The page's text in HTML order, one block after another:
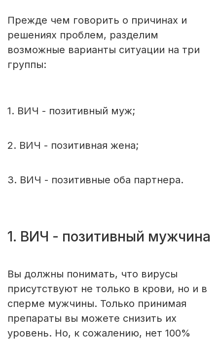
Прежде чем говорить о причинах и
решениях проблем, разделим
возможные варианты ситуации на три
группы:
1. ВИЧ - позитивный муж;
2. ВИЧ - позитивная жена;
3. ВИЧ - позитивные оба партнера.
1. ВИЧ - позитивный мужчина
Вы должны понимать, что вирусы
присутствуют не только в крови, но и в
сперме мужчины. Только принимая
препараты вы можете снизить их
уровень. Но, к сожалению, нет 100%